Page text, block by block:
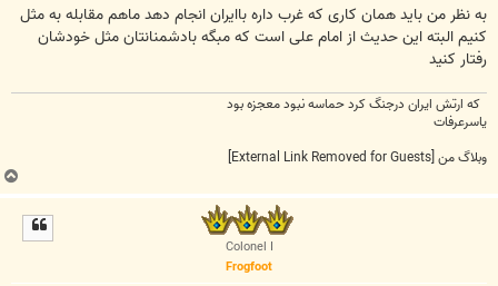
ت
به نظر من باید همان کاری که غرب داره باایران انجام دهد ماهم مقابله به مثل
کنیم البته این حدیث از امام علی است که مبگه بادشمنانتان مثل خودشان
رفتار کنید
که ارتش ایران درجنگ کرد حماسه نبود معجزه بود
یاسرعرفات
وبلاگ من[External Link Removed for Guests]
ب
ا
Colonel I
Frogfoot